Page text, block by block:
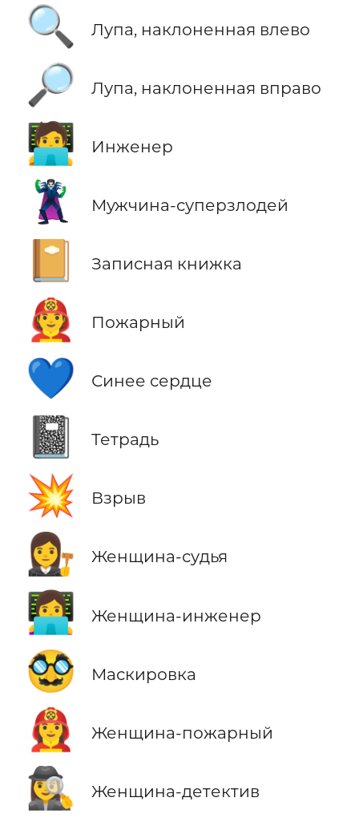
🔍 Лупа, наклоненная влево
🔎 Лупа, наклоненная вправо
🧑‍💻 Инженер
🦹‍♂️ Мужчина-суперзлодей
📔 Записная книжка
🧑‍🚒 Пожарный
💙 Синее сердце
📓 Тетрадь
💥 Взрыв
👩‍⚖️ Женщина-судья
👩‍💻 Женщина-инженер
🥸 Маскировка
👩‍🚒 Женщина-пожарный
🕵️‍♀️ Женщина-детектив